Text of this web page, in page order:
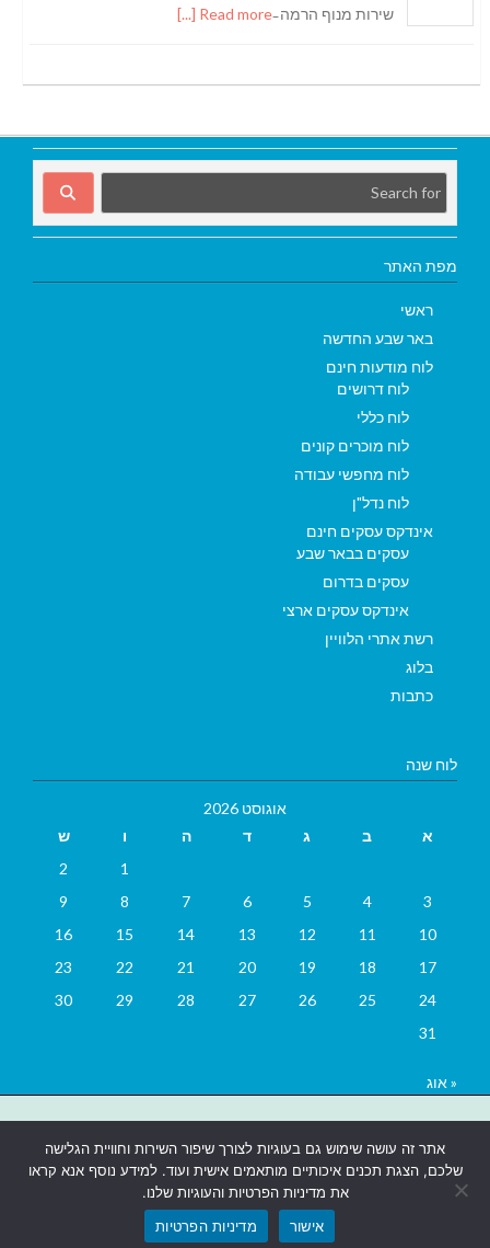
שירות מנוף הרמה ̵Read more [...]
מפת האתר
ראשי
באר שבע החדשה
לוח מודעות חינם
לוח דרושים
לוח כללי
לוח מוכרים קונים
לוח מחפשי עבודה
לוח נדל"ן
אינדקס עסקים חינם
עסקים בבאר שבע
עסקים בדרום
אינדקס עסקים ארצי
רשת אתרי הלוויין
בלוג
כתבות
לוח שנה
אוגוסט 2026
א
ב ג ד ה ו
ש
1
2
3
4
5
6
7
8
9
10
11
12
13
14
15
16
17
18
19
20
21
22
23
24
25
26
27
28
29
30
31
« אוג
אתרים בבאר שבע|
אתר זה עושה שימוש גם בעוגיות לצורך שיפור השירות וחוויית הגלישה
שלכם, הצגת תכנים איכותיים מותאמים אישית ועוד. למידע נוסף אנא קראו
את מדיניות הפרטיות והעוגיות שלנו.
אישור
מדיניות הפרטיות